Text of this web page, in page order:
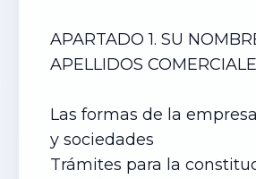
APARTADO 1. SU
APELLIDOS
Las formas de la
y sociedades
Trámites para la